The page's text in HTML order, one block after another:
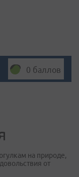
0 баллов
на природе,
от